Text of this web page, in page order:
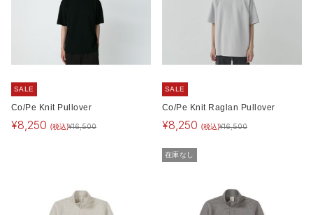
SALE
Co/Pe Knit Pullover
¥8,250 (税込)¥16,500
SALE
Co/Pe Knit Raglan Pullover
¥8,250 (税込)¥16,500
在庫なし